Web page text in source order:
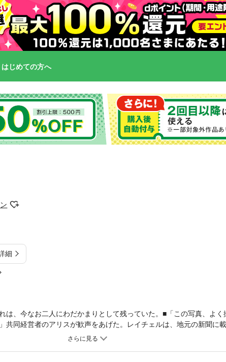
はじめての方へ
細
、今なお二人にわだかまりとして残っていた。■「この写真、よく
共同経営者のアリスが歓声をあげた。レイチェルは、地元の新聞に載
んだ。女性ばかりの三人で始めた会社のすべりだしとしては順調とい